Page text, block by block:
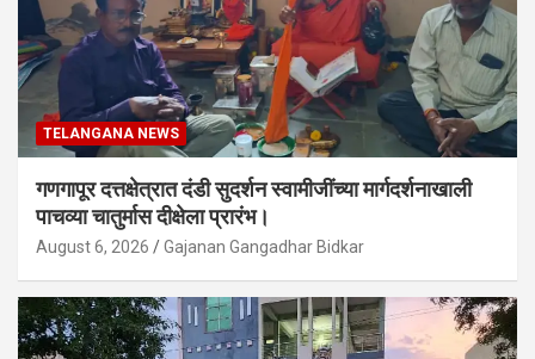
TELANGANA NEWS
गणगापूर दत्तक्षेत्रात दंडी सुदर्शन स्वामीजींच्या मार्गदर्शनाखाली
पाचव्या चातुर्मास दीक्षेला प्रारंभ।
August 6, 2026 Gajanan Gangadhar Bidkar